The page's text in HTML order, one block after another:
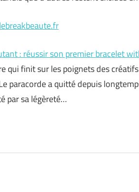
lebreakbeaute.fr
: réussir son premier bracelet
qui finit sur les poignets des
paracorde a quitté depuis
par sa légèreté…